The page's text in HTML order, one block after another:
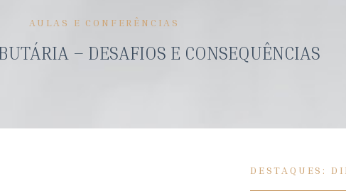
AULAS E CONFERÊNCIAS
– DESAFIOS E CONSEQUÊNCIAS
DESTAQUES: